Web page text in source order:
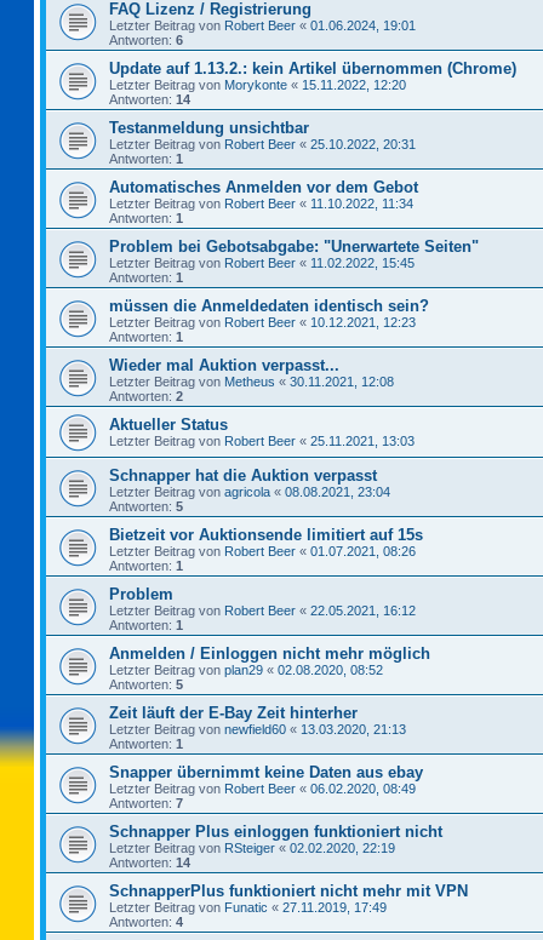
FAQ Lizenz / Registrierung
Letzter Beitrag von Robert Beer « 01.06.2024, 19:01
Antworten: 6
Update auf 1.13.2.: kein Artikel übernommen (Chrome)
Letzter Beitrag von Morykonte « 15.11.2022, 12:20
Antworten: 14
Testanmeldung unsichtbar
Letzter Beitrag von Robert Beer « 25.10.2022, 20:31
Antworten: 1
Automatisches Anmelden vor dem Gebot
Letzter Beitrag von Robert Beer « 11.10.2022, 11:34
Antworten: 1
Problem bei Gebotsabgabe: "Unerwartete Seiten"
Letzter Beitrag von Robert Beer « 11.02.2022, 15:45
Antworten: 1
müssen die Anmeldedaten identisch sein?
Letzter Beitrag von Robert Beer « 10.12.2021, 12:23
Antworten: 1
Wieder mal Auktion verpasst...
Letzter Beitrag von Metheus « 30.11.2021, 12:08
Antworten: 2
Aktueller Status
Letzter Beitrag von Robert Beer « 25.11.2021, 13:03
Schnapper hat die Auktion verpasst
Letzter Beitrag von agricola « 08.08.2021, 23:04
Antworten: 5
Bietzeit vor Auktionsende limitiert auf 15s
Letzter Beitrag von Robert Beer « 01.07.2021, 08:26
Antworten: 1
Problem
Letzter Beitrag von Robert Beer « 22.05.2021, 16:12
Antworten: 1
Anmelden / Einloggen nicht mehr möglich
Letzter Beitrag von plan29 « 02.08.2020, 08:52
Antworten: 5
Zeit läuft der E-Bay Zeit hinterher
Letzter Beitrag von newfield60 « 13.03.2020, 21:13
Antworten: 1
Snapper übernimmt keine Daten aus ebay
Letzter Beitrag von Robert Beer « 06.02.2020, 08:49
Antworten: 7
Schnapper Plus einloggen funktioniert nicht
Letzter Beitrag von RSteiger « 02.02.2020, 22:19
Antworten: 14
SchnapperPlus funktioniert nicht mehr mit VPN
Letzter Beitrag von Funatic « 27.11.2019, 17:49
Antworten: 4